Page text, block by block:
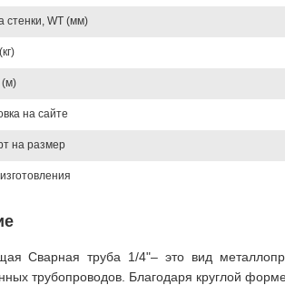
стенки, WT (мм)
на сайте
на размер
Сварная труба 1/4"– это вид
трубопроводов. Благодаря круглой